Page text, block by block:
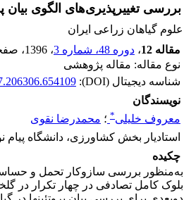
بررسی تغییرپذیری‌های الگوی
علوم گیاهان زراعی ایران
مقاله 12
، دوره 48، شماره 3 ، 1396 ،
نوع مقاله: مقاله پژوهشی
شناسه دیجیتال (DOI):
نویسندگان
معروف خلیلی* ؛ محمدرضا نقوی
استادیار بخش کشاورزی، دانشگاه پیام
چکیده
به‌منظور بررسی سازوکار تحمل و
بلوک کامل تصادفی در چهار تکرار در